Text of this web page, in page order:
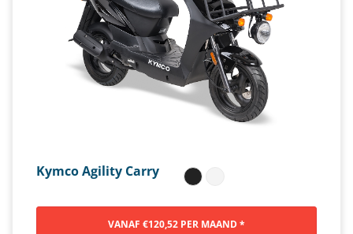
Kymco Agility Carry
VANAF €120,52 PER MAAND *